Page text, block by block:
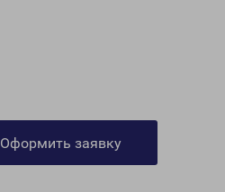
Оформить заявку